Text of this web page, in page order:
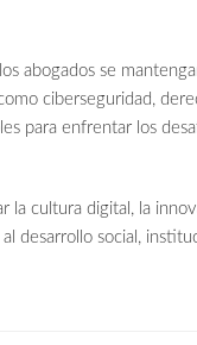
abogados se
ciberseguridad,
para enfrentar los
la cultura digital, la
desarrollo social,